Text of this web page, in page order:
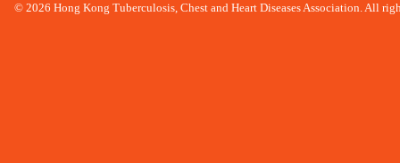
© 2026 Hong Kong Tuberculosis, Chest and Heart Diseases Association. All